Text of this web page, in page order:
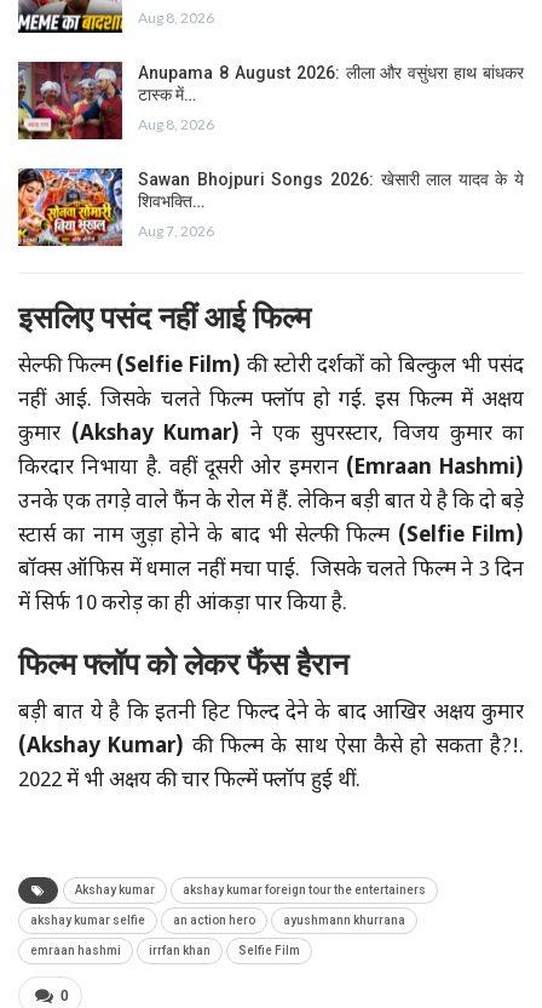
Aug 8, 2026
Anupama 8 August 2026: लीला और वसुंधरा हाथ बांधकर
टास्क में…
Aug 8, 2026
Sawan Bhojpuri Songs 2026: खेसारी लाल यादव के ये
शिवभक्ति…
Aug 7, 2026
इसलिए पसंद नहीं आई फिल्म
सेल्फी फिल्म (Selfie Film) की स्टोरी दर्शकों को बिल्कुल भी पसंद
नहीं आई. जिसके चलते फिल्म फ्लॉप हो गई. इस फिल्म में अक्षय
कुमार (Akshay Kumar) ने एक सुपरस्टार, विजय कुमार का
किरदार निभाया है. वहीं दूसरी ओर इमरान (Emraan Hashmi)
उनके एक तगड़े वाले फैंन के रोल में हैं. लेकिन बड़ी बात ये है कि दो बड़े
स्टार्स का नाम जुड़ा होने के बाद भी सेल्फी फिल्म (Selfie Film)
बॉक्स ऑफिस में धमाल नहीं मचा पाई. जिसके चलते फिल्म ने 3 दिन
में सिर्फ 10 करोड़ का ही आंकड़ा पार किया है.
फिल्म फ्लॉप को लेकर फैंस हैरान
बड़ी बात ये है कि इतनी हिट फिल्द देने के बाद आखिर अक्षय कुमार
(Akshay Kumar) की फिल्म के साथ ऐसा कैसे हो सकता है?!.
2022 में भी अक्षय की चार फिल्में फ्लॉप हुई थीं.
Akshay kumar akshay kumar foreign tour the entertainers
akshay kumar selfie an action hero ayushmann khurrana
emraan hashmi irrfan khan Selfie Film
0